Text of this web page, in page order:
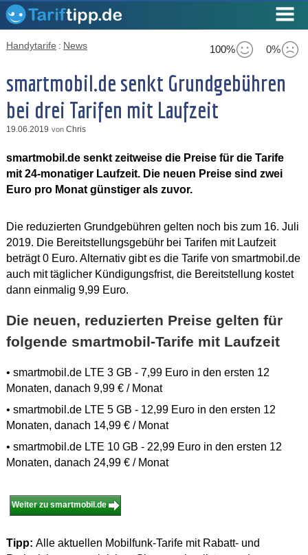
100% 0%
Handytarife : News
smartmobil.de senkt Grundgebühren
bei drei Tarifen mit Laufzeit
19.06.2019 von Chris
smartmobil.de senkt zeitweise die Preise für die Tarife
mit 24-monatiger Laufzeit. Die neuen Preise sind zwei
Euro pro Monat günstiger als zuvor.
Die reduzierten Grundgebühren gelten noch bis zum 16. Juli
2019. Die Bereitstellungsgebühr bei Tarifen mit Laufzeit
beträgt 0 Euro. Alternativ gibt es die Tarife von smartmobil.de
auch mit täglicher Kündigungsfrist, die Bereitstellung kostet
dann einmalig 9,99 Euro.
Die neuen, reduzierten Preise gelten für
folgende smartmobil-Tarife mit Laufzeit
• smartmobil.de LTE 3 GB - 7,99 Euro in den ersten 12
Monaten, danach 9,99 € / Monat
• smartmobil.de LTE 5 GB - 12,99 Euro in den ersten 12
Monaten, danach 14,99 € / Monat
• smartmobil.de LTE 10 GB - 22,99 Euro in den ersten 12
Monaten, danach 24,99 € / Monat
Weiter zu smartmobil.de
Tipp: Alle aktuellen Mobilfunk-Tarife mit Rabatt- und